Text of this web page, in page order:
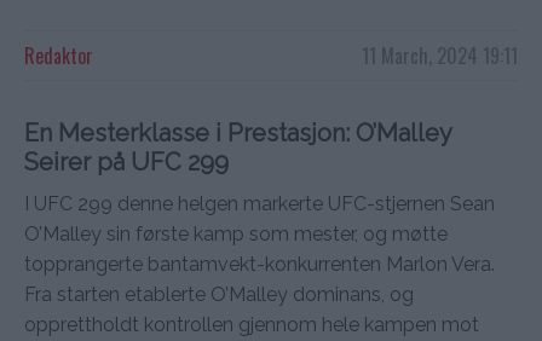
11 March, 2024 19:11
Redaktor
En Mesterklasse i Prestasjon: O’Malley
Seirer på UFC 299
I UFC 299 denne helgen markerte UFC-stjernen Sean
O’Malley sin første kamp som mester, og møtte
topprangerte bantamvekt-konkurrenten Marlon Vera.
Fra starten etablerte O’Malley dominans, og
opprettholdt kontrollen gjennom hele kampen mot